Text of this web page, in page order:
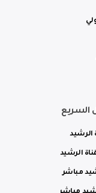
السريع
الرشيد
الرشيد
مباشر